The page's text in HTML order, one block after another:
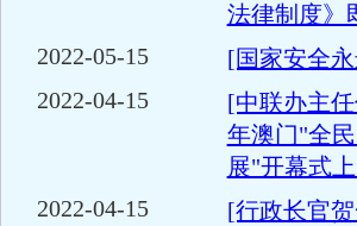
法律制度》
2022-05-15
[国家安全
2022-04-15
[中联办主
年澳门"全
展"开幕式
2022-04-15
[行政长官